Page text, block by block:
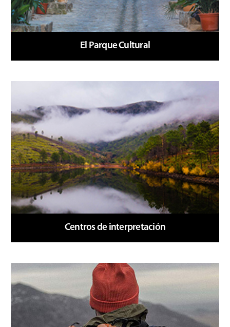
El Parque Cultural
Descubre el parque
Centros de interpretación
Recorridos Eco-